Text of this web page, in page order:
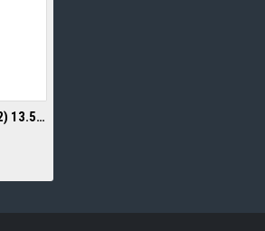
Dahua ASR1102A(V2) 13.56MHz(Mifare) kaardilugeja koos sõrmejäljelugejaga • IP55 • RS485